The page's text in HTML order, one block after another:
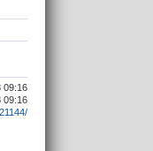
09:16
09:16